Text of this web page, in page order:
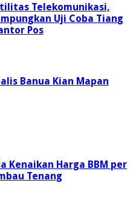
Telekomunikasi,
Uji Coba Tiang
Pos
Banua Kian Mapan
Kenaikan Harga BBM per
Tenang